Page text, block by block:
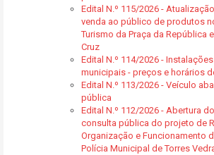
Edital N.º 115/2026 -
venda ao público de produtos
Turismo da Praça da República
Cruz
Edital N.º 114/2026 -
municipais - preços e horários
Edital N.º 113/2026 - Veículo
pública
Edital N.º 112/2026 - Abertura
consulta pública do projeto de
Organização e Funcionamento
Polícia Municipal de Torres